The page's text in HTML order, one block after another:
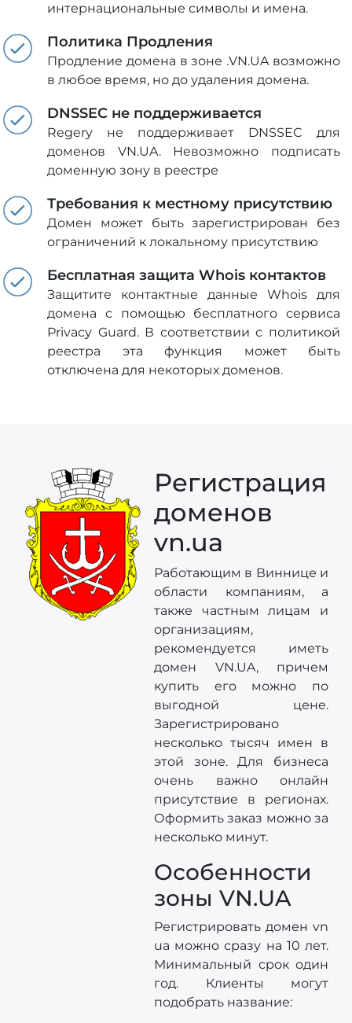
интернациональные символы и имена.
Политика Продления
Продление домена в зоне .VN.UA возможно
в любое время, но до удаления домена.
DNSSEC не поддерживается
Regery не поддерживает DNSSEC для
доменов VN.UA. Невозможно подписать
доменную зону в реестре
Требования к местному присутствию
Домен может быть зарегистрирован без
ограничений к локальному присутствию
Бесплатная защита Whois контактов
Защитите контактные данные Whois для
домена с помощью бесплатного сервиса
Privacy Guard. В соответствии с политикой
реестра эта функция может быть
отключена для некоторых доменов.
Регистрация
доменов
vn.ua
Работающим в Виннице и
области компаниям, а
также частным лицам и
организациям,
рекомендуется иметь
домен VN.UA, причем
купить его можно по
выгодной цене.
Зарегистрировано
несколько тысяч имен в
этой зоне. Для бизнеса
очень важно онлайн
присутствие в регионах.
Оформить заказ можно за
несколько минут.
Особенности
зоны VN.UA
Регистрировать домен vn
ua можно сразу на 10 лет.
Минимальный срок один
год. Клиенты могут
подобрать название: